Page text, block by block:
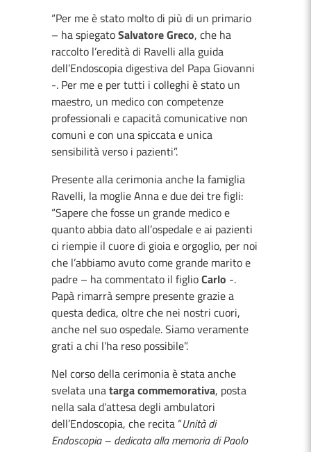
“Per me è stato molto di più di un primario
– ha spiegatoSalvatore Greco, che ha
raccolto l’eredità di Ravelli alla guida
dell’Endoscopia digestiva del Papa Giovanni
-. Per me e per tutti i colleghi è stato un
maestro, un medico con competenze
professionali e capacità comunicative non
comuni e con una spiccata e unica
sensibilità verso i pazienti”.
Presente alla cerimonia anche la famiglia
Ravelli, la moglie Anna e due dei tre figli:
“Sapere che fosse un grande medico e
quanto abbia dato all’ospedale e ai pazienti
ci riempie il cuore di gioia e orgoglio, per noi
che l’abbiamo avuto come grande marito e
padre – ha commentato il figlioCarlo -.
Papà rimarrà sempre presente grazie a
questa dedica, oltre che nei nostri cuori,
anche nel suo ospedale. Siamo veramente
grati a chi l’ha reso possibile”.
Nel corso della cerimonia è stata anche
svelata unatarga commemorativa, posta
nella sala d’attesa degli ambulatori
dell’Endoscopia, che recita “Unità di
Endoscopia – dedicata alla memoria di Paolo